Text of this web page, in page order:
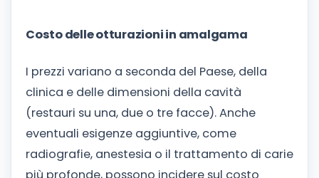
Costo delle otturazioni in amalgama
I prezzi variano a seconda del Paese, della
clinica e delle dimensioni della cavità
(restauri su una, due o tre facce). Anche
eventuali esigenze aggiuntive, come
radiografie, anestesia o il trattamento di carie
più profonde, possono incidere sul costo